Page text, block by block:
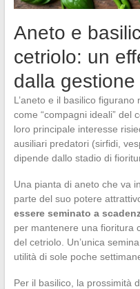
Aneto e
cetriolo: un
dalla gestione
L’aneto e il basilico
come “compagni ideali” del
loro principale interesse
ausiliari predatori (sirfidi,
dipende dallo stadio di
Una pianta di aneto che va
parte del suo potere
essere seminato a
per mantenere una fioritura
del cetriolo. Un’unica
utilità di sole poche
Per il basilico, la prossimità